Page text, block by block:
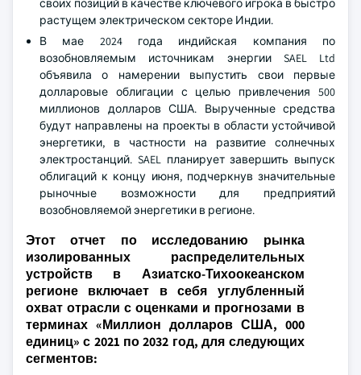
своих позиций в качестве ключевого игрока в быстро
растущем электрическом секторе Индии.
В мае 2024 года индийская компания по
возобновляемым источникам энергии SAEL Ltd
объявила о намерении выпустить свои первые
долларовые облигации с целью привлечения 500
миллионов долларов США. Вырученные средства
будут направлены на проекты в области устойчивой
энергетики, в частности на развитие солнечных
электростанций. SAEL планирует завершить выпуск
облигаций к концу июня, подчеркнув значительные
рыночные возможности для предприятий
возобновляемой энергетики в регионе.
Этот отчет по исследованию рынка
изолированных распределительных
устройств в Азиатско-Тихоокеанском
регионе включает в себя углубленный
охват отрасли с оценками и прогнозами в
терминах «Миллион долларов США, 000
единиц» с 2021 по 2032 год, для следующих
сегментов: